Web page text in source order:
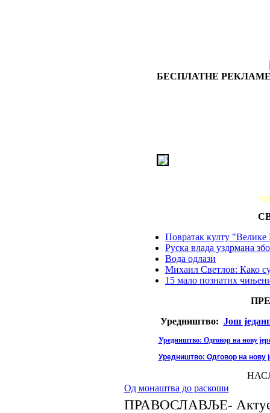
БЕСПЛАТНЕ
Повратак култу "Велике
Руска влада уздрмана
Вода одлази
Михаил Светлов: Како
15 мало познатих
Уредништво: Још
Уредништво: Одговор на нову
Уредништво: Одговор на нову
Од монаштва до раскоши
ПРАВОСЛАВЉЕ-